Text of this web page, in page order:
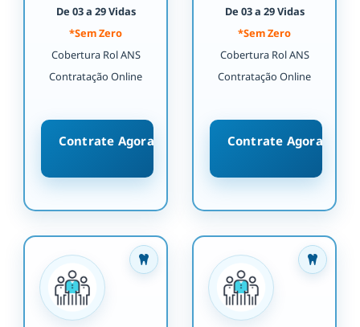
De 03 a 29 Vidas
*Sem Zero
Cobertura Rol ANS
Contratação Online
Contrate Agora
De 03 a 29 Vidas
*Sem Zero
Cobertura Rol ANS
Contratação Online
Contrate Agora